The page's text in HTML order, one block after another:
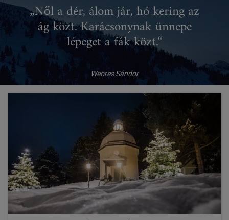
„Nől a dér, álom jár, hó kering az
ág közt. Karácsonynak ünnepe
lépeget a fák közt.“
Weöres Sándor